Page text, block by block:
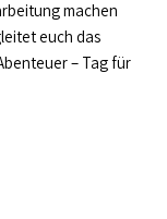
machen
euch das
– Tag für